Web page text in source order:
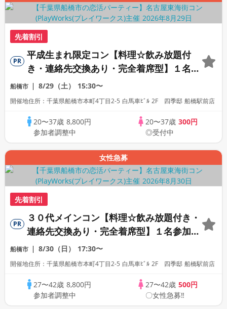
先着割引
PR
平成生まれ限定コン【料理☆飲み放題付
き・連絡先交換あり・完全着席型】１名参
加多数・初参加も大歓迎☆
船橋市 8/29（土） 15:30〜
開催地住所：千葉県船橋市本町4丁目2-5 白馬車ﾋﾞﾙ 2F 四季邸 船橋駅前店
20〜37歳 8,800円
参加者調整中
20〜37歳 300円
◎受付中
女性急募
先着割引
PR
３０代メインコン【料理☆飲み放題付き・
連絡先交換あり・完全着席型】１名参加多
数・初参加も大歓迎☆
船橋市 8/30（日） 17:30〜
開催地住所：千葉県船橋市本町4丁目2-5 白馬車ﾋﾞﾙ 2F 四季邸 船橋駅前店
27〜42歳 8,800円
参加者調整中
27〜42歳 500円
〇女性急募‼